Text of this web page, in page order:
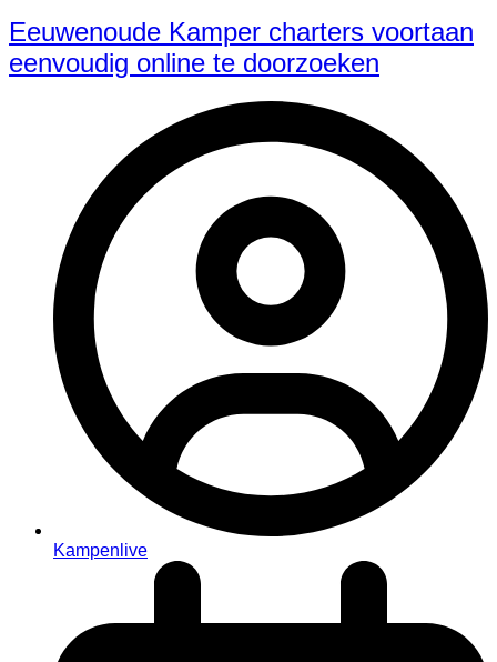
Eeuwenoude Kamper charters voortaan
eenvoudig online te doorzoeken
Kampenlive